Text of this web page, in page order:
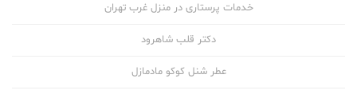
خدمات پرستاری در منزل غرب تهران
دکتر قلب شاهرود
عطر شنل کوکو مادمازل